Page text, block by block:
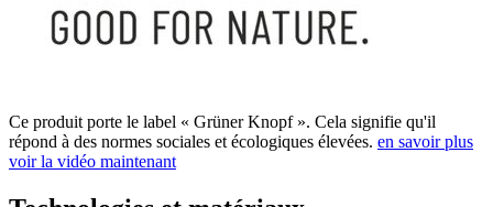
Ce produit porte le label « Grüner Knopf ». Cela signifie qu'il
répond à des normes sociales et écologiques élevées. en savoir plus
voir la vidéo maintenant